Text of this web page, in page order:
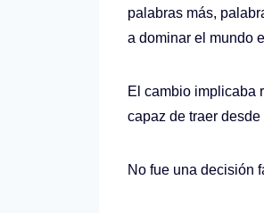
palabras más,
a dominar el mundo
El cambio implicaba
capaz de traer
No fue una decisión